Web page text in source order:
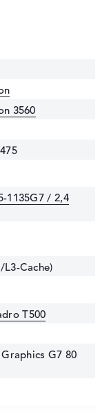
3560
1135G7 / 2,4
L3-Cache)
T500
G7 80